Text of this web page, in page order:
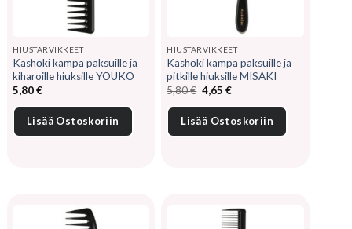
HIUSTARVIKKEET
Kashōki kampa paksuille ja
kiharoille hiuksille YOUKO
5,80€
Lisää Ostoskoriin
HIUSTARVIKKEET
Kashōki kampa paksuille ja
pitkille hiuksille MISAKI
5,80€ Alkuperäinen
hinta
oli:
5,80 €.
4,65€Nykyinen
on:
4,65 €.
Lisää Ostoskoriin